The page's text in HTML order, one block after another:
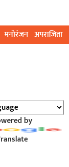
मनोरंजन अपराजिता
by